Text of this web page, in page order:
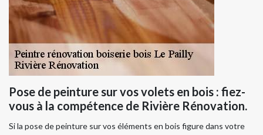
Pose de peinture sur vos volets en bois : fiez-
vous à la compétence de Rivière Rénovation.
Si la pose de peinture sur vos éléments en bois figure dans votre